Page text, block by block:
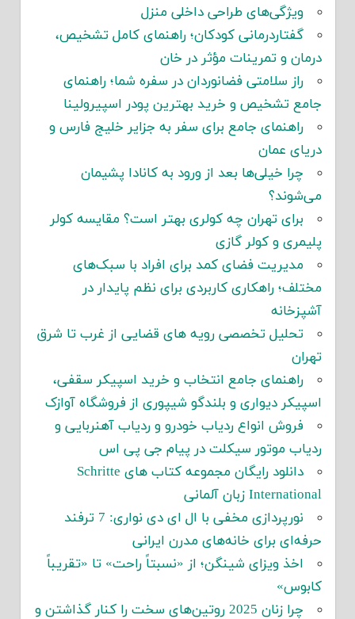
ویژگی‌های طراحی داخلی منزل
گفتاردرمانی کودکان؛ راهنمای کامل تشخیص،
درمان و تمرینات مؤثر در خان
راز سلامتی فضانوردان در سفره شما؛ راهنمای
جامع تشخیص و خرید بهترین پودر اسپیرولینا
راهنمای جامع برای سفر به جزایر خلیج فارس و
دریای عمان
چرا خیلی‌ها بعد از ورود به کانادا پشیمان
می‌شوند؟
برای تهران چه کولری بهتر است؟ مقایسه کولر
پلیمری و کولر گازی
مدیریت فضای کمد برای افراد با سبک‌های
مختلف؛ راهکاری کاربردی برای نظم پایدار در
آشپزخانه
تحلیل تخصصی رویه های قضایی از غرب تا شرق
تهران
راهنمای جامع انتخاب و خرید اسپیکر سقفی،
اسپیکر دیواری و بلندگو شیپوری از فروشگاه آوازک
فروش انواع ردیاب خودرو و ردیاب آهنربایی و
ردیاب موتور سیکلت در پیام جی پی اس
دانلود رایگان مجموعه کتاب های Schritte
International زبان آلمانی
نورپردازی مخفی با ال ای دی نواری: 7 ترفند
حرفه‌ای برای خانه‌های مدرن ایرانی
اخذ ویزای شینگن؛ از «نسبتاً راحت» تا «تقریباً
کابوس»
چرا زنان 2025 روتین‌های سخت را کنار گذاشتن و